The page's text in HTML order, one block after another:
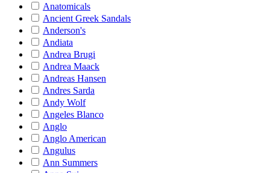
Anatomicals
Ancient Greek Sandals
Anderson's
Andiata
Andrea Brugi
Andrea Maack
Andreas Hansen
Andres Sarda
Andy Wolf
Angeles Blanco
Anglo
Anglo American
Angulus
Ann Summers